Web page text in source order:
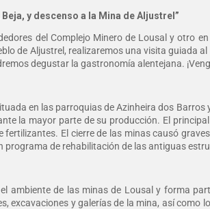
Beja, y descenso a la Mina de Aljustrel”
del Complejo Minero de Lousal y otro
de Aljustrel, realizaremos una visita guiada
degustar la gastronomía alentejana.
en las parroquias de Azinheira dos Barros
la mayor parte de su producción. El
El cierre de las minas causó
programa de rehabilitación de las antiguas
ambiente de las minas de Lousal y forma
y galerías de la mina, así como